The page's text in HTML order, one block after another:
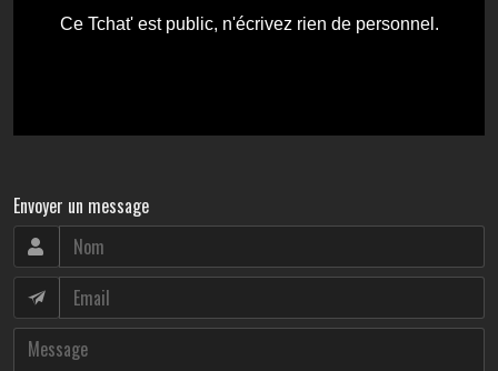
Envoyer un message